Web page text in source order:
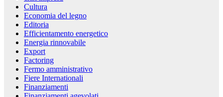
Cultura
Economia del legno
Editoria
Efficientamento energetico
Energia rinnovabile
Export
Factoring
Fermo amministrativo
Fiere Internationali
Finanziamenti